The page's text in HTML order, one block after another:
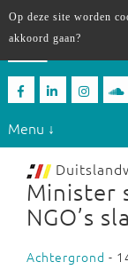
Menu ↓
Minister
NGO’s
Achtergrond -
Op deze site worden
akkoord gaan?